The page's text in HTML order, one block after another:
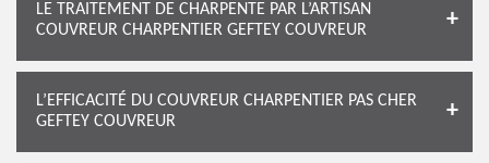
LE TRAITEMENT DE CHARPENTE PAR L’ARTISAN
COUVREUR CHARPENTIER GEFTEY COUVREUR
L’EFFICACITÉ DU COUVREUR CHARPENTIER PAS CHER
GEFTEY COUVREUR